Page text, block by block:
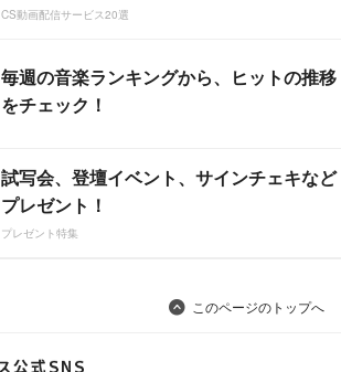
CS動画配信サービス20選
毎週の音楽ランキングから、ヒットの推移
をチェック！
試写会、登壇イベント、サインチェキなど
プレゼント！
プレゼント特集
このページのトップへ